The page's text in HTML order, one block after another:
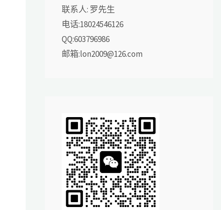
联系人: 罗先生
电话:18024546126
QQ:603796986
邮箱:lon2009@126.com